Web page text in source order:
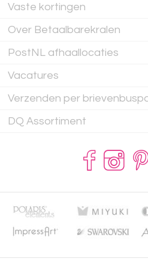
Vaste kortingen
Over Betaalbarekralen
PostNL afhaallocaties
Vacatures
Verzenden per
DQ Assortiment